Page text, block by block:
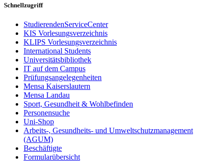
Schnellzugriff
StudierendenServiceCenter
KIS Vorlesungsverzeichnis
KLIPS Vorlesungsverzeichnis
International Students
Universitätsbibliothek
IT auf dem Campus
Prüfungsangelegenheiten
Mensa Kaiserslautern
Mensa Landau
Sport, Gesundheit & Wohlbefinden
Personensuche
Uni-Shop
Arbeits-, Gesundheits- und Umweltschutzmanagement
(AGUM)
Beschäftigte
Formularübersicht